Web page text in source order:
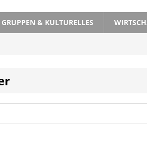
& KULTURELLES